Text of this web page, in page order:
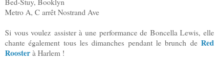
Metro A, C arrêt Nostrand Ave
Si vous voulez assister à une performance de Boncella Lewis, elle
chante également tous les dimanches pendant le brunch de Red
Roosterà Harlem !